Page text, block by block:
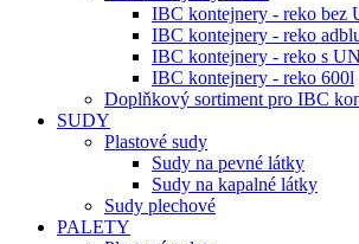
IBC kontejnery - reko bez
IBC kontejnery - reko
IBC kontejnery - reko s
IBC kontejnery - reko 600l
Doplňkový sortiment pro IBC
SUDY
Plastové sudy
Sudy na pevné látky
Sudy na kapalné látky
Sudy plechové
PALETY